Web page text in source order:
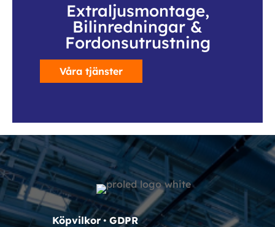
Extraljusmontage,
Bilinredningar &
Fordonsutrustning
Våra tjänster
Köpvilkor•GDPR